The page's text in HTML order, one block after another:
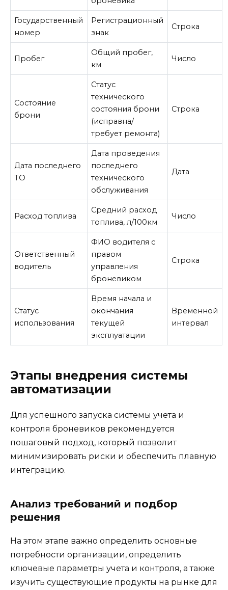
Государственный
номер
Регистрационный
знак
Строка
Пробег
Общий пробег,
км
Число
Состояние
брони
Статус
технического
состояния брони
(исправна/
требует ремонта)
Строка
Дата последнего
ТО
Дата проведения
последнего
технического
обслуживания
Дата
Расход топлива
Средний расход
топлива, л/100км
Число
Ответственный
водитель
ФИО водителя с
правом
управления
броневиком
Строка
Статус
использования
Время начала и
окончания
текущей
эксплуатации
Временной
интервал
Этапы внедрения системы
автоматизации
Для успешного запуска системы учета и
контроля броневиков рекомендуется
пошаговый подход, который позволит
минимизировать риски и обеспечить плавную
интеграцию.
Анализ требований и подбор
решения
На этом этапе важно определить основные
потребности организации, определить
ключевые параметры учета и контроля, а также
изучить существующие продукты на рынке для